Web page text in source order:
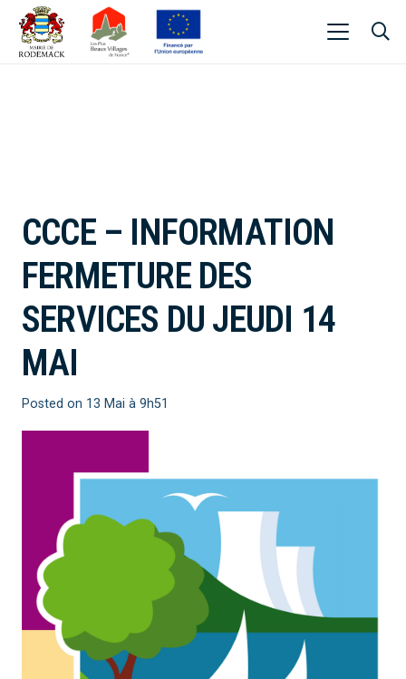
CCCE – INFORMATION
FERMETURE DES
SERVICES DU JEUDI 14
MAI
Posted on 13 Mai à 9h51